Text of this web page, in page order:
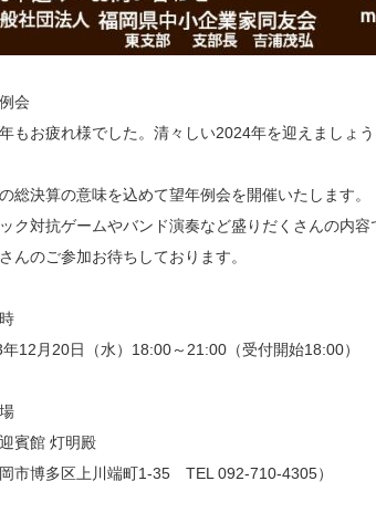
会
もお疲れ様でした。清々しい2024年を迎えましょう
総決算の意味を込めて望年例会を開催いたします。
ク対抗ゲームやバンド演奏など盛りだくさんの内容
んのご参加お待ちしております。
12月20日（水）18:00～21:00（受付開始18:00）
賓館 灯明殿
岡市博多区上川端町1-35 TEL 092-710-4305）